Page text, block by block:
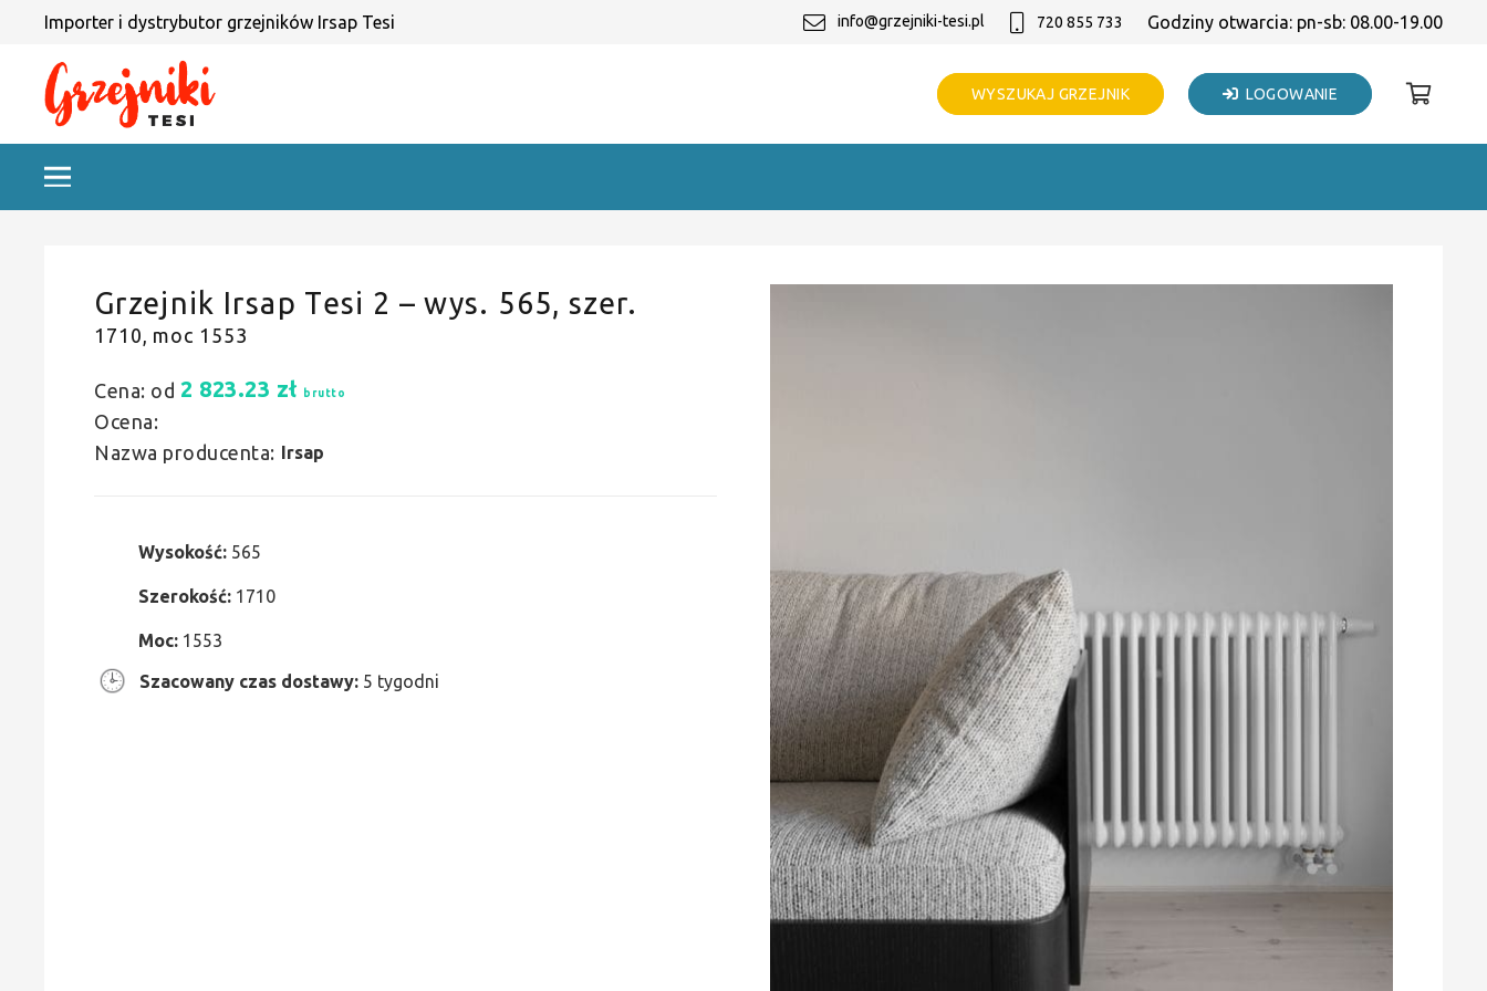
Importer i dystrybutor grzejników Irsap Tesi info@grzejniki-tesi.pl 720 855 733 Godziny otwarcia: pn-sb: 08.00-19.00
WYSZUKAJ GRZEJNIK LOGOWANIE
Grzejnik Irsap Tesi 2 – wys. 565, szer.
1710, moc 1553
Cena: od 2 823.23 zł brutto
Ocena:
Nazwa producenta: Irsap
Wysokość: 565
Szerokość: 1710
Moc: 1553
Szacowany czas dostawy: 5 tygodni